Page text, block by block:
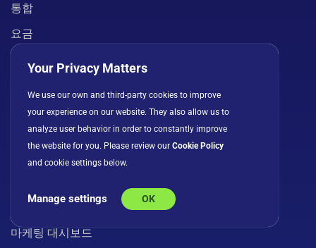
통합
요금
마케팅 솔루션
마케팅 실행 플랫폼
캠페인 관리 소프트웨어
마케팅 대시보드
Your Privacy Matters
We use our own and third-party cookies to improve
your experience on our website. They also allow us to
analyze user behavior in order to constantly improve
the website for you. Please review our Cookie Policy
and cookie settings below.
Manage settings OK